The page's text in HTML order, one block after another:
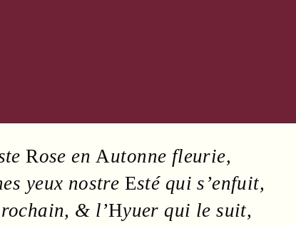
Rose enAutonne fleurie,
yeux nostre Estéqui s’enfuit,
& l’Hyuer qui le suit,